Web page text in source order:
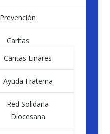
Prevención
Caritas
Caritas Linares
Ayuda Fraterna
Red Solidaria
Diocesana